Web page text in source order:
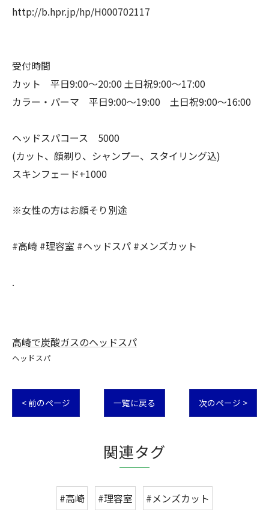
http://b.hpr.jp/hp/H000702117
受付時間
カット 平日9:00〜20:00 土日祝9:00〜17:00
カラー・パーマ 平日9:00〜19:00 土日祝9:00〜16:00
ヘッドスパコース 5000
(カット、顔剃り、シャンプー、スタイリング込)
スキンフェード+1000
※女性の方はお顔そり別途
#高崎 #理容室 #ヘッドスパ #メンズカット
.
高崎で炭酸ガスのヘッドスパ
ヘッドスパ
< 前のページ 一覧に戻る 次のページ >
関連タグ
#高崎 #理容室 #メンズカット